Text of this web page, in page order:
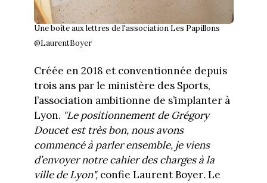
Une boîte aux lettres de l'association Les Papillons
@LaurentBoyer
Créée en 2018 et conventionnée depuis
trois ans par le ministère des Sports,
l’association ambitionne de s’implanter à
Lyon. "Le positionnement de Grégory
Doucet est très bon, nous avons
commencé à parler ensemble, je viens
d’envoyer notre cahier des charges à la
ville de Lyon", confie Laurent Boyer.Le